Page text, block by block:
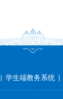
学生端教务系统